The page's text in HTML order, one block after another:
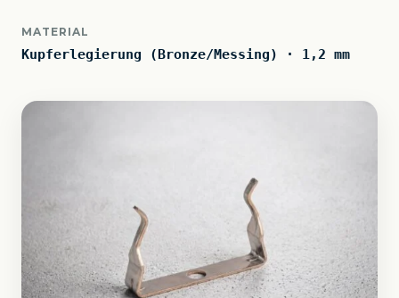
MATERIAL
Kupferlegierung (Bronze/Messing) · 1,2 mm